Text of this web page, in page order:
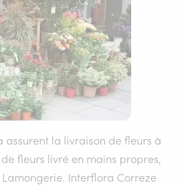
assurent la livraison de fleurs à
fleurs livré en mains propres,
Interflora Correze